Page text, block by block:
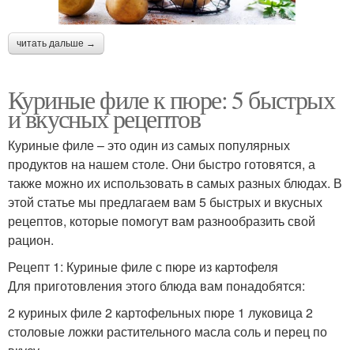
читать дальше →
Куриные филе к пюре: 5 быстрых
и вкусных рецептов
Куриные филе – это один из самых популярных
продуктов на нашем столе. Они быстро готовятся, а
также можно их использовать в самых разных блюдах. В
этой статье мы предлагаем вам 5 быстрых и вкусных
рецептов, которые помогут вам разнообразить свой
рацион.
Рецепт 1: Куриные филе с пюре из картофеля
Для приготовления этого блюда вам понадобятся:
2 куриных филе 2 картофельных пюре 1 луковица 2
столовые ложки растительного масла соль и перец по